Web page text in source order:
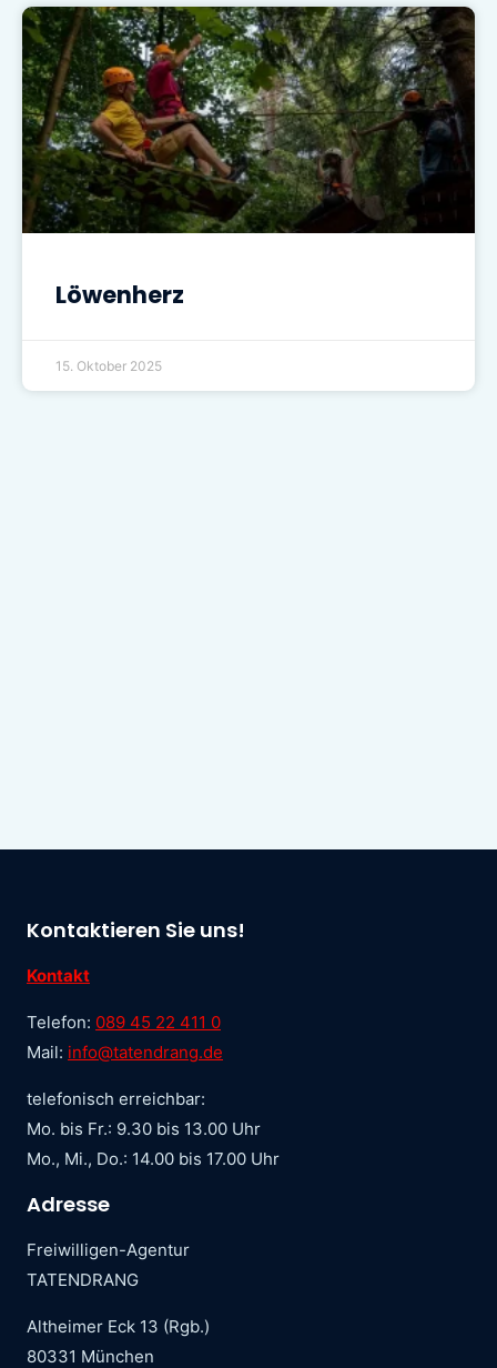
Löwenherz
15. Oktober 2025
Kontaktieren Sie uns!
Kontakt
Telefon: 089 45 22 411 0
Mail: info@tatendrang.de
telefonisch erreichbar:
Mo. bis Fr.: 9.30 bis 13.00 Uhr
Mo., Mi., Do.: 14.00 bis 17.00 Uhr
Adresse
Freiwilligen-Agentur
TATENDRANG
Altheimer Eck 13 (Rgb.)
80331 München